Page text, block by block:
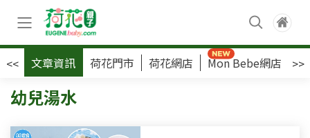
<< 文章資訊 荷花門市 荷花網店 Mon Bebe網店 >>
幼兒湯水